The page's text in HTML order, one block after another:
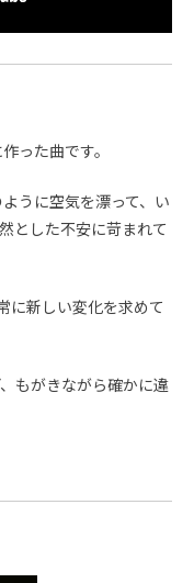
った曲です。
うに空気を漂って、い
とした不安に苛まれて
に新しい変化を求めて
もがきながら確かに違